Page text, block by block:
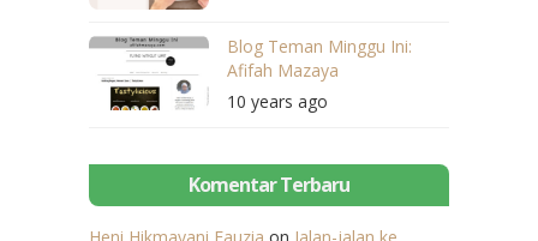
Blog Teman Minggu Ini:
Afifah Mazaya
10 years ago
Komentar Terbaru